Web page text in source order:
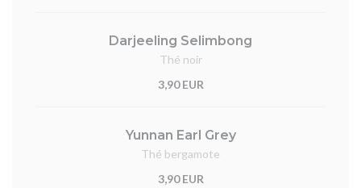
Darjeeling Selimbong
Thé noir
3,90 EUR
Yunnan Earl Grey
Thé bergamote
3,90 EUR